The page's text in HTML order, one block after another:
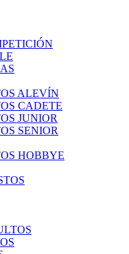
ALEVÍN
CADETE
JUNIOR
SENIOR
HOBBYE